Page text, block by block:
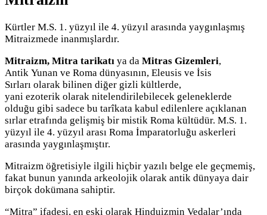
Kürtler M.S. 1. yüzyıl ile 4. yüzyıl arasında yaygınlaşmış
Mitraizmede inanmışlardır.
Mitraizm, Mitra tarikatı ya da Mitras Gizemleri,
Antik Yunan ve Roma dünyasının, Eleusis ve İsis
Sırları olarak bilinen diğer gizli kültlerde,
yani ezoterik olarak nitelendirilebilecek geleneklerde
olduğu gibi sadece bu tarîkata kabul edilenlere açıklanan
sırlar etrafında gelişmiş bir mistik Roma kültüdür. M.S. 1.
yüzyıl ile 4. yüzyıl arası Roma İmparatorluğu askerleri
arasında yaygınlaşmıştır.
Mitraizm öğretisiyle ilgili hiçbir yazılı belge ele geçmemiş,
fakat bunun yanında arkeolojik olarak antik dünyaya dair
birçok dokümana sahiptir.
“Mitra” ifadesi, en eski olarak Hinduizmin Vedalar’ında